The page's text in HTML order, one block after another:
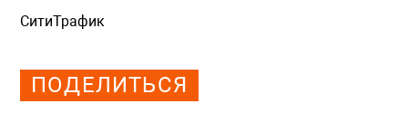
СитиТрафик
ПОДЕЛИТЬСЯ